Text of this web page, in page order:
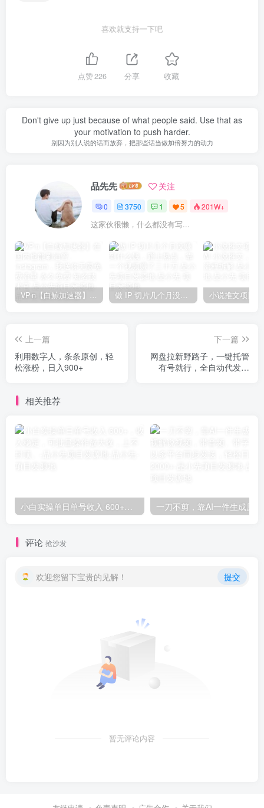
喜欢就支持一下吧
点赞226 分享 收藏
Don't give up just because of what people said. Use that as
your motivation to push harder.
别因为别人说的话而放弃，把那些话当做加倍努力的动力
品先先 关注
0 3750 1 5 201W+
这家伙很懒，什么都没有写...
VP-n【白鲸加速器】在国内也能刷油管、Instagram，我送你无限免费流量 永久免费-知名技术官-品小先项目发源地 做 IP 切片几个月没赚到什么钱，蹭上热点，靠一个视频赚了二十万-品小先项目发源地
上一篇
利用数字人，条条原创，轻
松涨粉，日入900+
下一篇
网盘拉新野路子，一键托管
有号就行，全自动代发视
相关推荐
小白实操单日单号收入 600+，收入稳定，可批量操作放大收，上不封顶。-品小先项目发源地
评论 抢沙发
欢迎您留下宝贵的见解！ 提交
暂无评论内容